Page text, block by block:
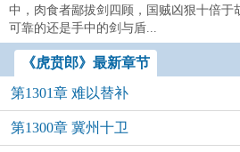
中，肉食者鄙拔剑四顾，国贼凶狠十倍于
可靠的还是手中的剑与盾...
《虎贲郎》最新章节
第1301章 难以替补
第1300章 冀州十卫